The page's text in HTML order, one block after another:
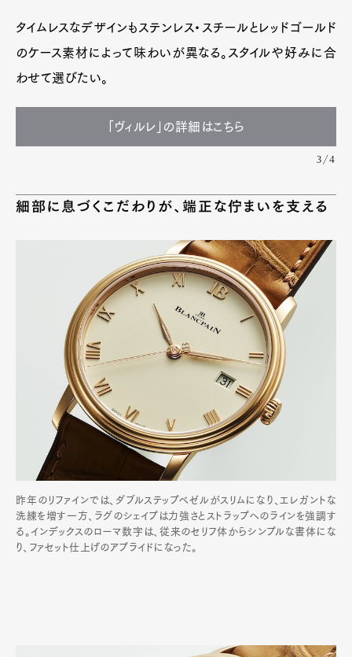
タイムレスなデザインもステンレス・スチールとレッドゴールド
のケース素材によって味わいが異なる。スタイルや好みに合
わせて選びたい。
「ヴィルレ」の詳細はこちら
3/4
細部に息づくこだわりが、端正な佇まいを支える
昨年のリファインでは、ダブルステップベゼルがスリムになり、エレガントな
洗練を増す一方、ラグのシェイプは力強さとストラップへのラインを強調す
る。インデックスのローマ数字は、従来のセリフ体からシンプルな書体にな
り、ファセット仕上げのアプライドになった。